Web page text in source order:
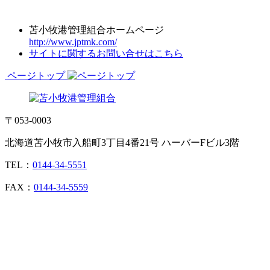
苫小牧港管理組合ホームページ
http://www.jptmk.com/
サイトに関するお問い合せはこちら
ページトップ
〒053-0003
北海道苫小牧市入船町3丁目4番21号 ハーバーFビル3階
TEL： 0144-34-5551
FAX： 0144-34-5559